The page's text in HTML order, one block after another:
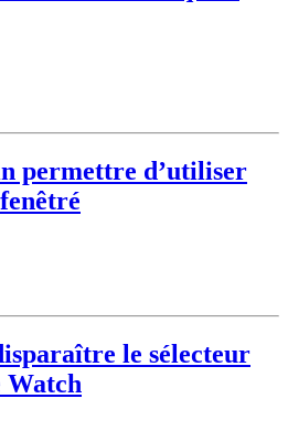
permettre d’utiliser
le sélecteur
Watch